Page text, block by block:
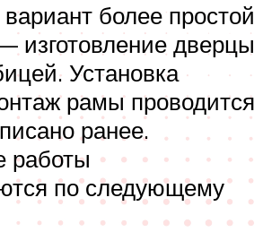
более простой
дверцы
Установка
рамы проводится
ранее.
работы
по следующему